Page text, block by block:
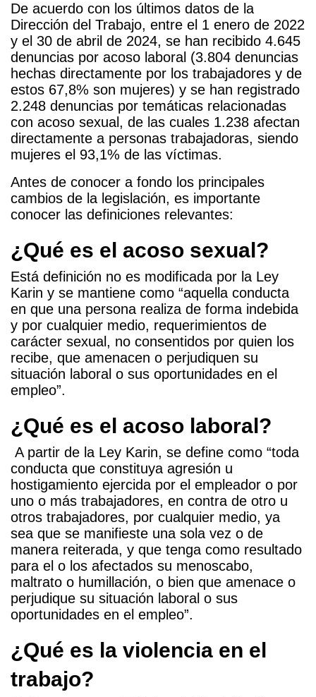
De acuerdo con los últimos datos de la
Dirección del Trabajo, entre el 1 enero de 2022
y el 30 de abril de 2024, se han recibido 4.645
denuncias por acoso laboral (3.804 denuncias
hechas directamente por los trabajadores y de
estos 67,8% son mujeres) y se han registrado
2.248 denuncias por temáticas relacionadas
con acoso sexual, de las cuales 1.238 afectan
directamente a personas trabajadoras, siendo
mujeres el 93,1% de las víctimas.
Antes de conocer a fondo los principales
cambios de la legislación, es importante
conocer las definiciones relevantes:
¿Qué es el acoso sexual?
Está definición no es modificada por la Ley
Karin y se mantiene como “aquella conducta
en que una persona realiza de forma indebida
y por cualquier medio, requerimientos de
carácter sexual, no consentidos por quien los
recibe, que amenacen o perjudiquen su
situación laboral o sus oportunidades en el
empleo”.
¿Qué es el acoso laboral?
A partir de la Ley Karin, se define como “toda
conducta que constituya agresión u
hostigamiento ejercida por el empleador o por
uno o más trabajadores, en contra de otro u
otros trabajadores, por cualquier medio, ya
sea que se manifieste una sola vez o de
manera reiterada, y que tenga como resultado
para el o los afectados su menoscabo,
maltrato o humillación, o bien que amenace o
perjudique su situación laboral o sus
oportunidades en el empleo”.
¿Qué es la violencia en el
trabajo?